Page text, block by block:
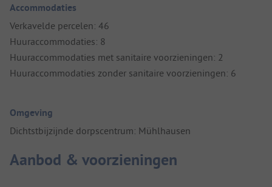
Accommodaties
Verkavelde percelen: 46
Huuraccommodaties: 8
Huuraccommodaties met sanitaire voorzieningen: 2
Huuraccommodaties zonder sanitaire voorzieningen: 6
Omgeving
Dichtstbijzijnde dorpscentrum: Mühlhausen
Aanbod & voorzieningen